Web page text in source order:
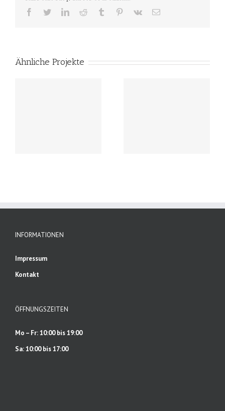
Facebook
TwitterLinkedInReddit Tumblr Pinterest
Vk
E-
Ähnliche Projekte
INFORMATIONEN
Impressum
Kontakt
ÖFFNUNGSZEITEN
Mo – Fr: 10:00 bis 19:00
Sa: 10:00 bis 17:00